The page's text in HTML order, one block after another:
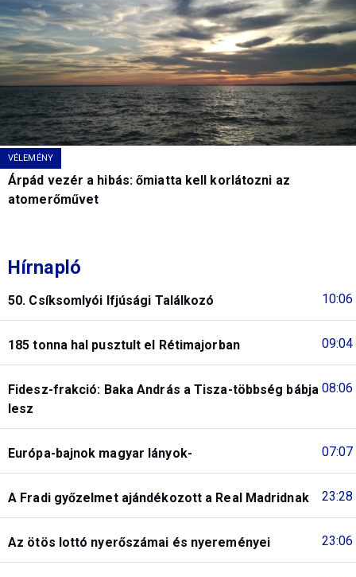
VÉLEMÉNY
Árpád vezér a hibás: őmiatta kell korlátozni az
atomerőművet
Hírnapló
10:06
50. Csíksomlyói Ifjúsági Találkozó
09:04
185 tonna hal pusztult el Rétimajorban
08:06
Fidesz-frakció: Baka András a Tisza-többség bábja
lesz
07:07
Európa-bajnok magyar lányok-
23:28
A Fradi győzelmet ajándékozott a Real Madridnak
23:06
Az ötös lottó nyerőszámai és nyereményei